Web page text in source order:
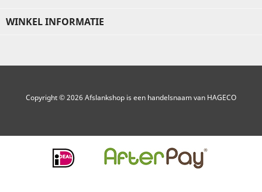
WINKEL INFORMATIE
Copyright © 2026 Afslankshop is een handelsnaam van HAGECO